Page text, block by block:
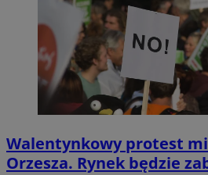
Walentynkowy protest
Orzesza. Rynek będzie